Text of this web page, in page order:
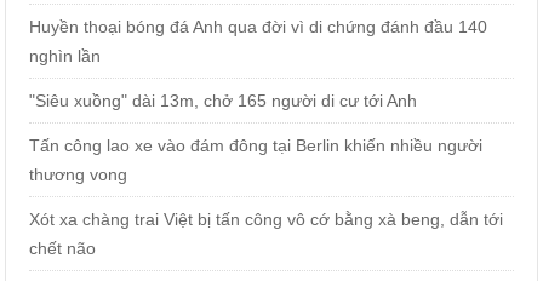
Huyền thoại bóng đá Anh qua đời vì di chứng đánh đầu 140
nghìn lần
"Siêu xuồng" dài 13m, chở 165 người di cư tới Anh
Tấn công lao xe vào đám đông tại Berlin khiến nhiều người
thương vong
Xót xa chàng trai Việt bị tấn công vô cớ bằng xà beng, dẫn tới
chết não